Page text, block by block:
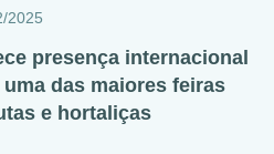
2025
presença internacional
das maiores feiras
e hortaliças